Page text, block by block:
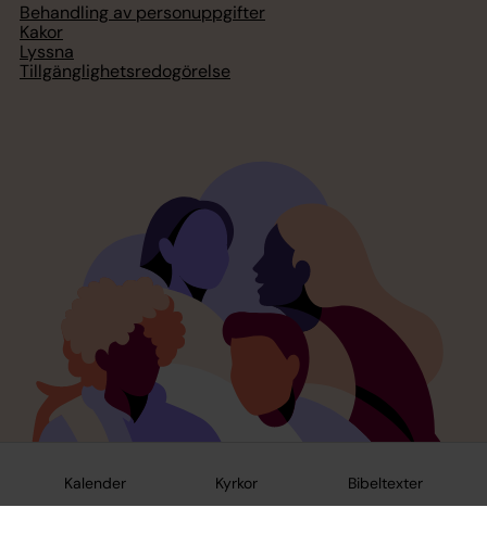
Kalender Kyrkor Bibeltexter
Behandling av personuppgifter
Kakor
Lyssna
Tillgänglighetsredogörelse